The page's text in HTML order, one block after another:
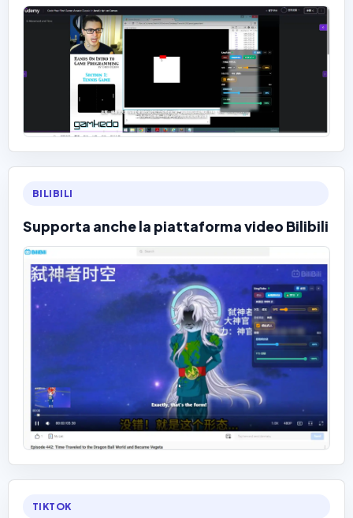
BILIBILI
Supporta anche la piattaforma video Bilibili
TIKTOK